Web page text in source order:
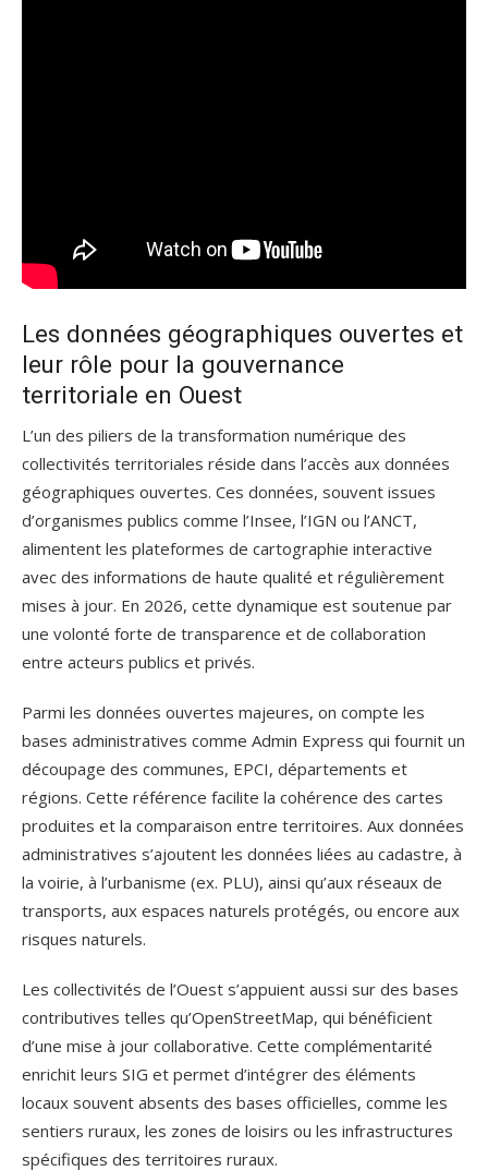
Les données géographiques ouvertes et
leur rôle pour la gouvernance
territoriale en Ouest
L’un des piliers de la transformation numérique des
collectivités territoriales réside dans l’accès aux données
géographiques ouvertes. Ces données, souvent issues
d’organismes publics comme l’Insee, l’IGN ou l’ANCT,
alimentent les plateformes de cartographie interactive
avec des informations de haute qualité et régulièrement
mises à jour. En 2026, cette dynamique est soutenue par
une volonté forte de transparence et de collaboration
entre acteurs publics et privés.
Parmi les données ouvertes majeures, on compte les
bases administratives comme Admin Express qui fournit un
découpage des communes, EPCI, départements et
régions. Cette référence facilite la cohérence des cartes
produites et la comparaison entre territoires. Aux données
administratives s’ajoutent les données liées au cadastre, à
la voirie, à l’urbanisme (ex. PLU), ainsi qu’aux réseaux de
transports, aux espaces naturels protégés, ou encore aux
risques naturels.
Les collectivités de l’Ouest s’appuient aussi sur des bases
contributives telles qu’OpenStreetMap, qui bénéficient
d’une mise à jour collaborative. Cette complémentarité
enrichit leurs SIG et permet d’intégrer des éléments
locaux souvent absents des bases officielles, comme les
sentiers ruraux, les zones de loisirs ou les infrastructures
spécifiques des territoires ruraux.